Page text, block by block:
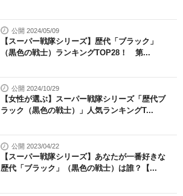
公開 2024/05/09
【スーパー戦隊シリーズ】歴代「ブラック」
（黒色の戦士）ランキングTOP28！ 第...
公開 2024/10/29
【女性が選ぶ】スーパー戦隊シリーズ「歴代ブ
ラック（黒色の戦士）」人気ランキングT...
公開 2023/04/22
【スーパー戦隊シリーズ】あなたが一番好きな
歴代「ブラック」（黒色の戦士）は誰？【...